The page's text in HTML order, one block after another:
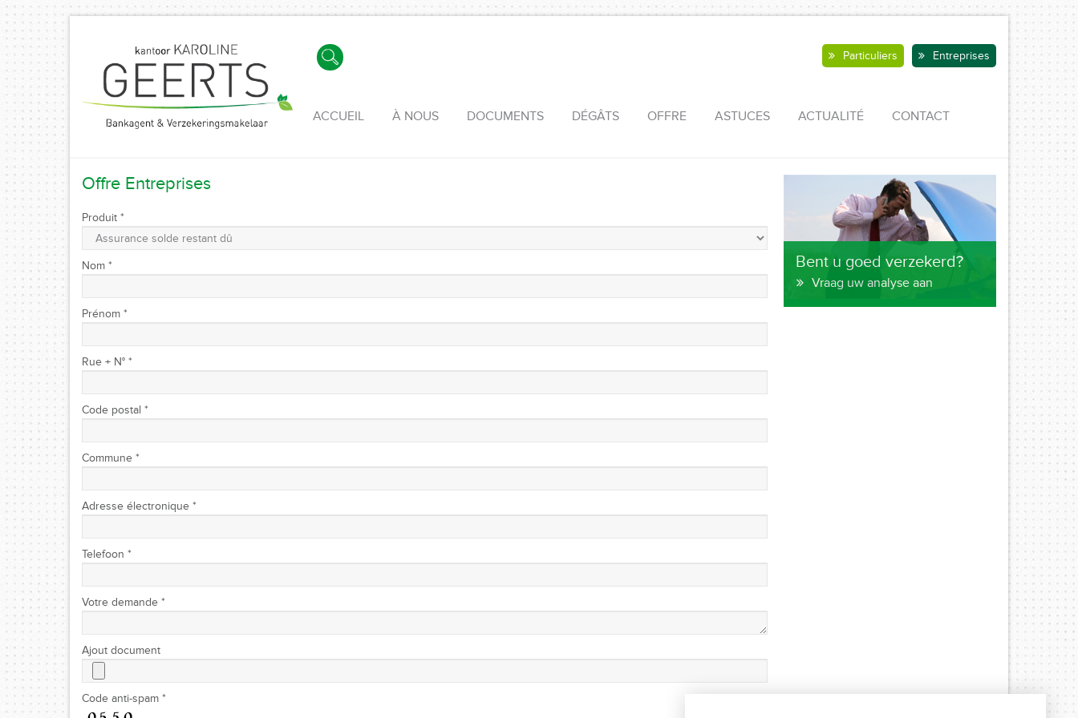
Particuliers Entreprises
ACCUEIL À NOUS DOCUMENTS DÉGÂTS OFFRE ASTUCES ACTUALITÉ CONTACT
Offre Entreprises
Produit *
Nom *
Prénom *
Rue + N° *
Code postal *
Commune *
Adresse électronique *
Telefoon *
Votre demande *
Ajout document
Code anti-spam *
Bent u goed verzekerd?
Vraag uw analyse aan